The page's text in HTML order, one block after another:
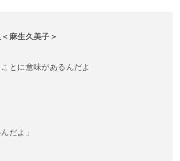
麻生久美子＞
とに意味があるんだよ
だよ」